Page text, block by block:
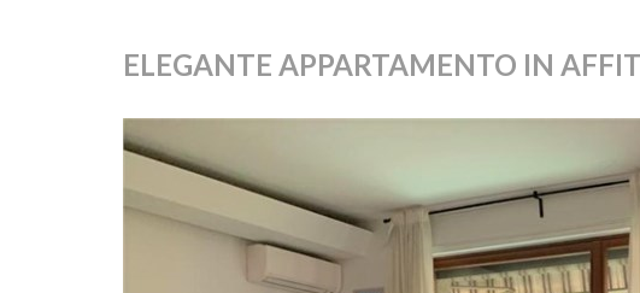
ELEGANTE APPARTAMENTO IN